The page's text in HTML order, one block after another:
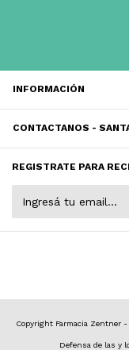
INFORMACIÓN
CONTACTANOS -
REGISTRATE PARA
Copyright Farmacia Zentner
Defensa de las y